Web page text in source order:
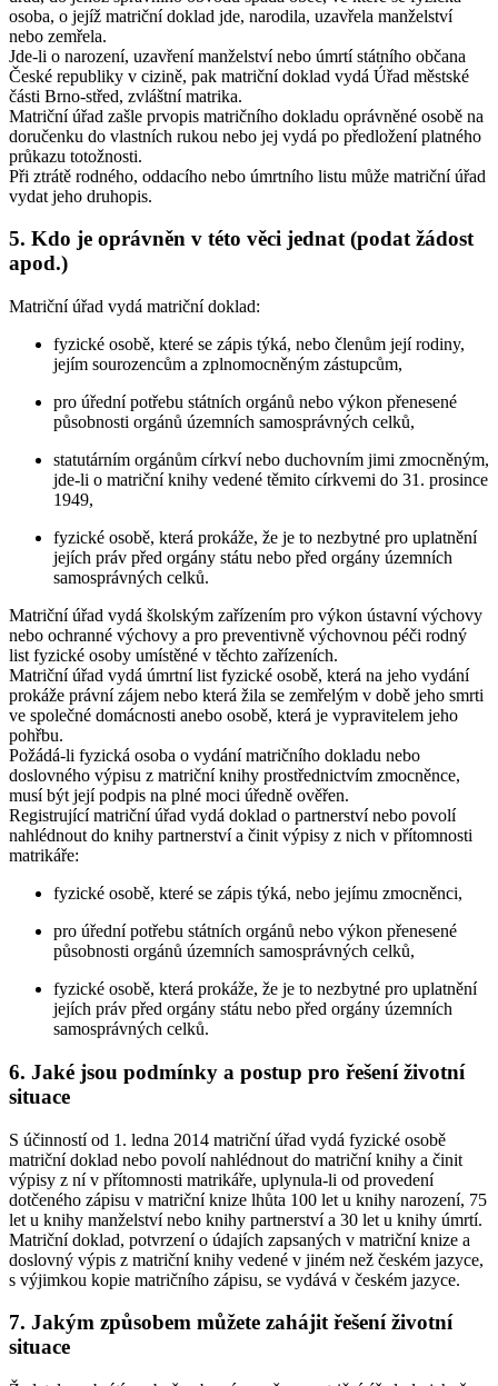
osoba, o jejíž matriční doklad jde, narodila, uzavřela manželství
nebo zemřela.
Jde-li o narození, uzavření manželství nebo úmrtí státního občana
České republiky v cizině, pak matriční doklad vydá Úřad městské
části Brno-střed, zvláštní matrika.
Matriční úřad zašle prvopis matričního dokladu oprávněné osobě na
doručenku do vlastních rukou nebo jej vydá po předložení platného
průkazu totožnosti.
Při ztrátě rodného, oddacího nebo úmrtního listu může matriční úřad
vydat jeho druhopis.
5. Kdo je oprávněn v této věci jednat (podat žádost
apod.)
Matriční úřad vydá matriční doklad:
fyzické osobě, které se zápis týká, nebo členům její rodiny,
jejím sourozencům a zplnomocněným zástupcům,
pro úřední potřebu státních orgánů nebo výkon přenesené
působnosti orgánů územních samosprávných celků,
statutárním orgánům církví nebo duchovním jimi zmocněným,
jde-li o matriční knihy vedené těmito církvemi do 31. prosince
1949,
fyzické osobě, která prokáže, že je to nezbytné pro uplatnění
jejích práv před orgány státu nebo před orgány územních
samosprávných celků.
Matriční úřad vydá školským zařízením pro výkon ústavní výchovy
nebo ochranné výchovy a pro preventivně výchovnou péči rodný
list fyzické osoby umístěné v těchto zařízeních.
Matriční úřad vydá úmrtní list fyzické osobě, která na jeho vydání
prokáže právní zájem nebo která žila se zemřelým v době jeho smrti
ve společné domácnosti anebo osobě, která je vypravitelem jeho
pohřbu.
Požádá-li fyzická osoba o vydání matričního dokladu nebo
doslovného výpisu z matriční knihy prostřednictvím zmocněnce,
musí být její podpis na plné moci úředně ověřen.
Registrující matriční úřad vydá doklad o partnerství nebo povolí
nahlédnout do knihy partnerství a činit výpisy z nich v přítomnosti
matrikáře:
fyzické osobě, které se zápis týká, nebo jejímu zmocněnci,
pro úřední potřebu státních orgánů nebo výkon přenesené
působnosti orgánů územních samosprávných celků,
fyzické osobě, která prokáže, že je to nezbytné pro uplatnění
jejích práv před orgány státu nebo před orgány územních
samosprávných celků.
6. Jaké jsou podmínky a postup pro řešení životní
situace
S účinností od 1. ledna 2014 matriční úřad vydá fyzické osobě
matriční doklad nebo povolí nahlédnout do matriční knihy a činit
výpisy z ní v přítomnosti matrikáře, uplynula-li od provedení
dotčeného zápisu v matriční knize lhůta 100 let u knihy narození, 75
let u knihy manželství nebo knihy partnerství a 30 let u knihy úmrtí.
Matriční doklad, potvrzení o údajích zapsaných v matriční knize a
doslovný výpis z matriční knihy vedené v jiném než českém jazyce,
s výjimkou kopie matričního zápisu, se vydává v českém jazyce.
7. Jakým způsobem můžete zahájit řešení životní
situace